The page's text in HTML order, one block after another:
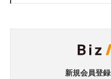
新規会員登録